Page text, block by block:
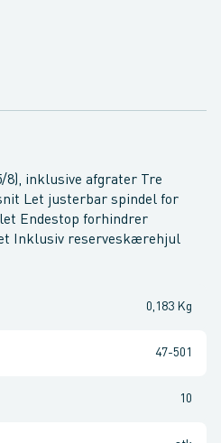
inklusive afgrater Tre
Let justerbar spindel for
Endestop forhindrer
Inklusiv reserveskærehjul
0,183 Kg
47-501
10